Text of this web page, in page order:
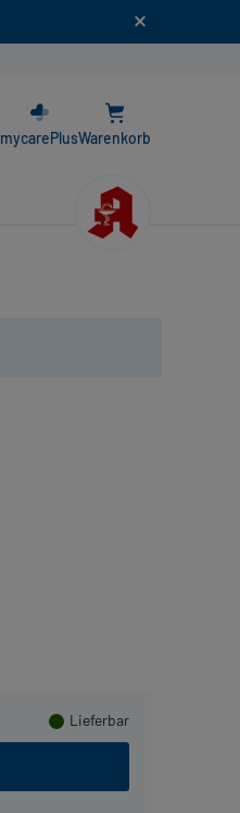
mycarePlusWarenkorb
Lieferbar